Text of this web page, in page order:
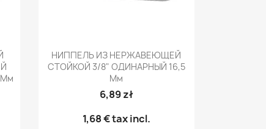
destylatora
odpowiedzi
Быстрый просмотр
НИППЕЛЬ ИЗ НЕРЖАВЕЮЩЕЙ
СТОЙКОЙ 3/8" ОДИНАРНЫЙ 16,5
Мм
6,89 zł
1,68 €tax incl.